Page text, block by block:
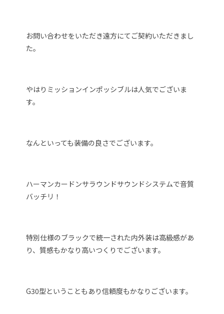
お問い合わせをいただき遠方にてご契約いただきまし
た。
やはりミッションインポッシブルは人気でございま
す。
なんといっても装備の良さでございます。
ハーマンカードンサラウンドサウンドシステムで音質
バッチリ！
特別仕様のブラックで統一された内外装は高級感があ
り、質感もかなり高いつくりでございます。
G30型ということもあり信頼度もかなりございます。